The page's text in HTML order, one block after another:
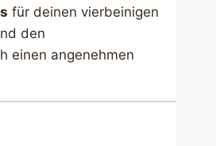
für deinen vierbeinigen
den
einen angenehmen